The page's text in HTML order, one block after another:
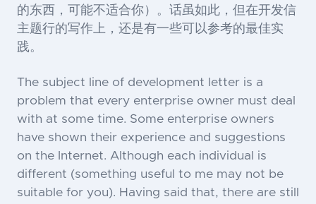
的东西，可能不适合你）。话虽如此，但在开发信
主题行的写作上，还是有一些可以参考的最佳实
践。
The subject line of development letter is a
problem that every enterprise owner must deal
with at some time. Some enterprise owners
have shown their experience and suggestions
on the Internet. Although each individual is
different (something useful to me may not be
suitable for you). Having said that, there are still